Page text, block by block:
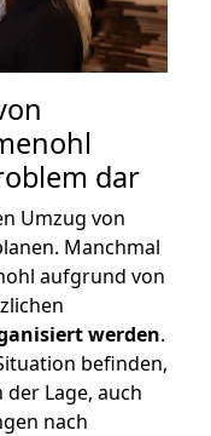
dar
Umzug von
Manchmal
aufgrund von
werden.
befinden,
Lage, auch
nach